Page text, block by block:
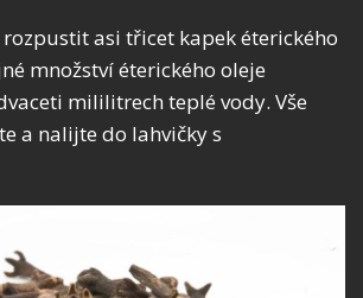
asi třicet kapek éterického
množství éterického oleje
mililitrech teplé vody. Vše
a nalijte do lahvičky s